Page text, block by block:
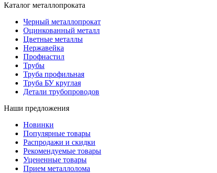
Каталог металлопроката
Черный металлопрокат
Оцинкованный металл
Цветные металлы
Нержавейка
Профнастил
Трубы
Труба профильная
Труба БУ круглая
Детали трубопроводов
Наши предложения
Новинки
Популярные товары
Распродажи и скидки
Рекомендуемые товары
Уцененные товары
Прием металлолома